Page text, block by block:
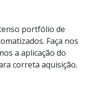
portfólio de
Faça nos
a aplicação do
correta aquisição.